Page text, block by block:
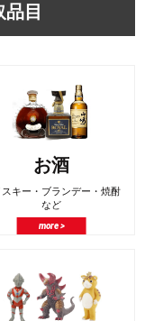
品目
お酒
スキー・ブランデー・焼酎
など
more >